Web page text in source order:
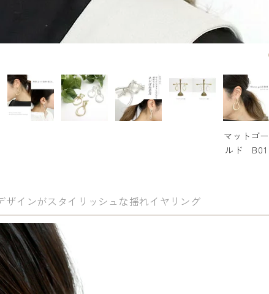
マットゴー
ルド B01
ザインがスタイリッシュな揺れイヤリング